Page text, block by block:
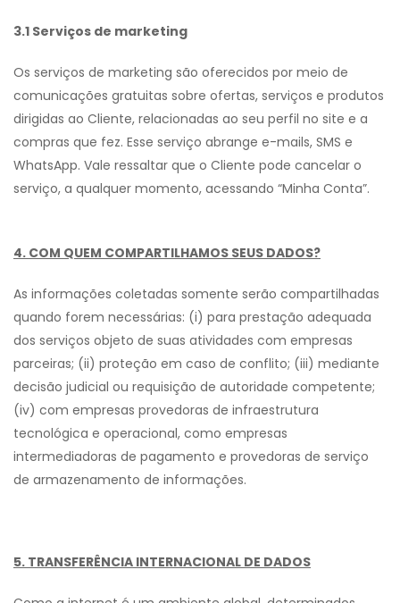
3.1 Serviços de marketing
Os serviços de marketing são oferecidos por meio de
comunicações gratuitas sobre ofertas, serviços e produtos
dirigidas ao Cliente, relacionadas ao seu perfil no site e a
compras que fez. Esse serviço abrange e-mails, SMS e
WhatsApp. Vale ressaltar que o Cliente pode cancelar o
serviço, a qualquer momento, acessando “Minha Conta”.
4. COM QUEM COMPARTILHAMOS SEUS DADOS?
As informações coletadas somente serão compartilhadas
quando forem necessárias: (i) para prestação adequada
dos serviços objeto de suas atividades com empresas
parceiras; (ii) proteção em caso de conflito; (iii) mediante
decisão judicial ou requisição de autoridade competente;
(iv) com empresas provedoras de infraestrutura
tecnológica e operacional, como empresas
intermediadoras de pagamento e provedoras de serviço
de armazenamento de informações.
5. TRANSFERÊNCIA INTERNACIONAL DE DADOS